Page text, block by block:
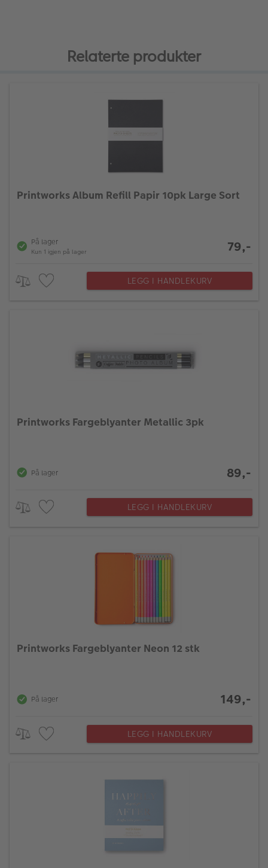
Relaterte produkter
Printworks Album Refill Papir 10pk Large Sort
På lager
Kun 1 igjen på lager 79,-
LEGG I HANDLEKURV
Printworks Fargeblyanter Metallic 3pk
På lager 89,-
LEGG I HANDLEKURV
Printworks Fargeblyanter Neon 12 stk
På lager 149,-
LEGG I HANDLEKURV